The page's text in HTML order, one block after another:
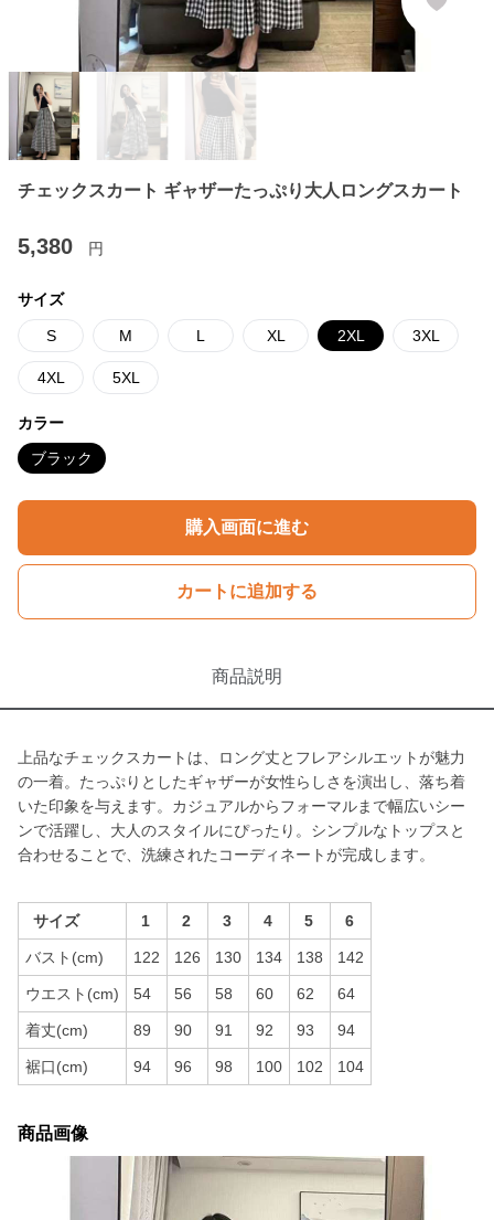
チェックスカート ギャザーたっぷり大人ロングスカート
5,380 円
サイズ
S M L XL 2XL 3XL
4XL 5XL
カラー
ブラック
購入画面に進む
カートに追加する
商品説明
上品なチェックスカートは、ロング丈とフレアシルエットが魅力
の一着。たっぷりとしたギャザーが女性らしさを演出し、落ち着
いた印象を与えます。カジュアルからフォーマルまで幅広いシー
ンで活躍し、大人のスタイルにぴったり。シンプルなトップスと
合わせることで、洗練されたコーディネートが完成します。
サイズ 1 2 3 4 5 6
バスト(cm) 122 126 130 134 138 142
ウエスト(cm) 54 56 58 60 62 64
着丈(cm) 89 90 91 92 93 94
裾口(cm) 94 96 98 100 102 104
商品画像